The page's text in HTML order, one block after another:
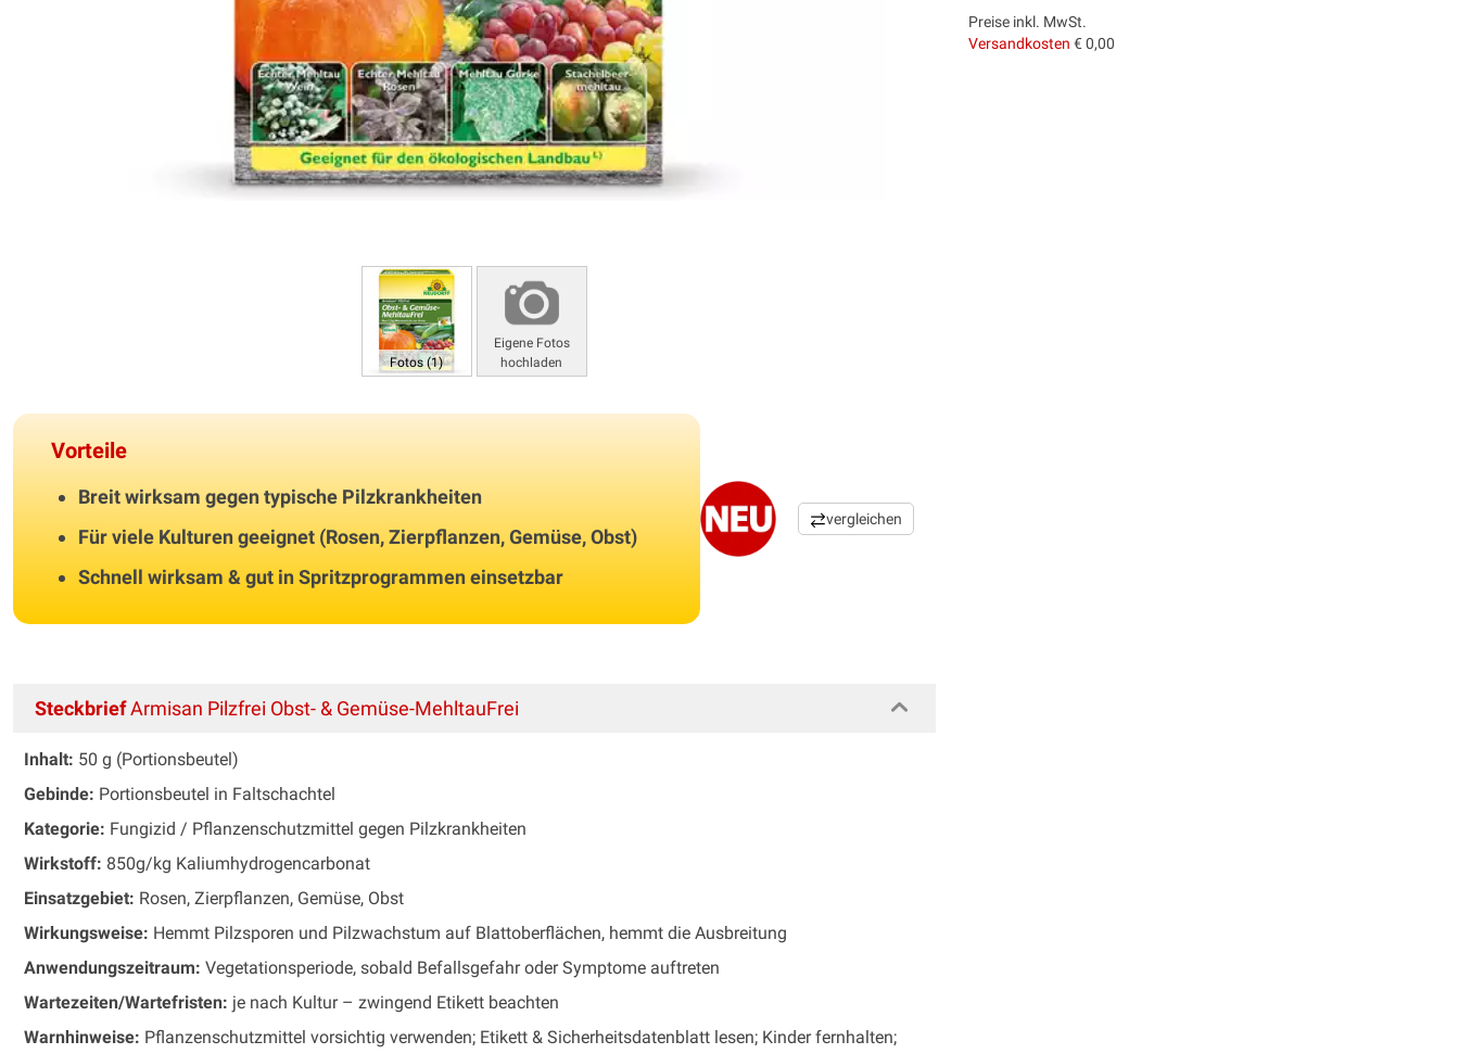
Fotos (1)
Eigene Fotos
hochladen
Vorteile
Breit wirksam gegen typische Pilzkrankheiten
Für viele Kulturen geeignet (Rosen, Zierpflanzen, Gemüse, Obst)
Schnell wirksam & gut in Spritzprogrammen einsetzbar
vergleichen
Preise inkl. MwSt.
Versandkosten € 0,00
SteckbriefArmisan Pilzfrei Obst- & Gemüse-MehltauFrei
Inhalt: 50 g (Portionsbeutel)
Gebinde: Portionsbeutel in Faltschachtel
Kategorie: Fungizid / Pflanzenschutzmittel gegen Pilzkrankheiten
Wirkstoff: 850g/kg Kaliumhydrogencarbonat
Einsatzgebiet: Rosen, Zierpflanzen, Gemüse, Obst
Wirkungsweise: Hemmt Pilzsporen und Pilzwachstum auf Blattoberflächen, hemmt die Ausbreitung
Anwendungszeitraum: Vegetationsperiode, sobald Befallsgefahr oder Symptome auftreten
Wartezeiten/Wartefristen: je nach Kultur – zwingend Etikett beachten
Warnhinweise: Pflanzenschutzmittel vorsichtig verwenden; Etikett & Sicherheitsdatenblatt lesen; Kinder fernhalten;